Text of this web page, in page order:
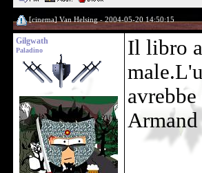
[cinema] Van Helsing - 2004-05-20 14:50:15
Gilgwath
Paladino
Il libro